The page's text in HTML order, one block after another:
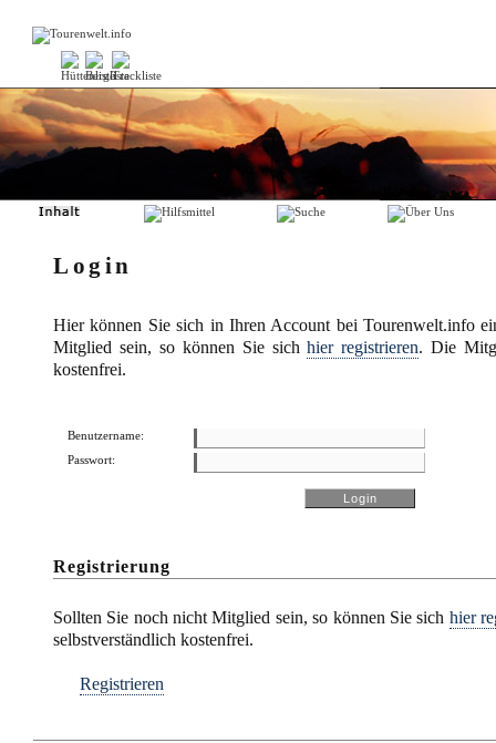
Login
Hier können Sie sich in Ihren Account bei Tourenwelt.info
Mitglied sein, so können Sie sichhier registrieren. Die
kostenfrei.
Benutzername:
Passwort:
Registrierung
Sollten Sie noch nicht Mitglied sein, so können Sie sich hier
selbstverständlich kostenfrei.
Registrieren